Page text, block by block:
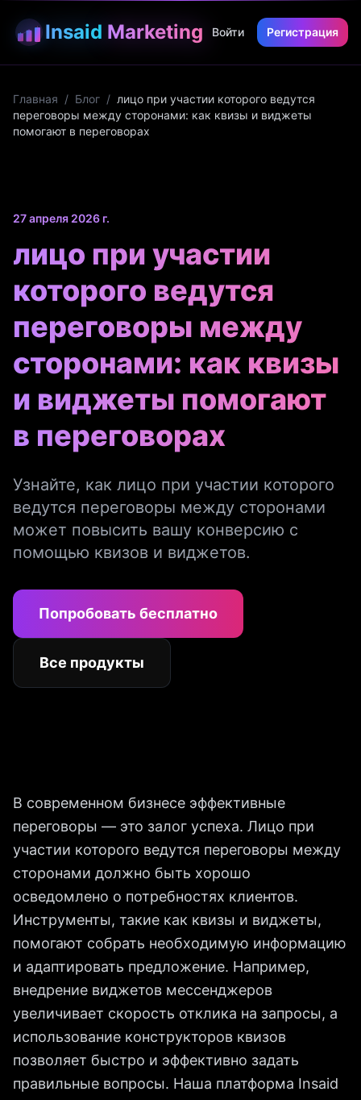
Insaid Marketing Войти Регистрация
Главная / Блог / лицо при участии которого ведутся
переговоры между сторонами: как квизы и виджеты
помогают в переговорах
27 апреля 2026 г.
лицо при участии
которого ведутся
переговоры между
сторонами: как квизы
и виджеты помогают
в переговорах
Узнайте, как лицо при участии которого
ведутся переговоры между сторонами
может повысить вашу конверсию с
помощью квизов и виджетов.
Попробовать бесплатно
Все продукты
В современном бизнесе эффективные
переговоры — это залог успеха. Лицо при
участии которого ведутся переговоры между
сторонами должно быть хорошо
осведомлено о потребностях клиентов.
Инструменты, такие как квизы и виджеты,
помогают собрать необходимую информацию
и адаптировать предложение. Например,
внедрение виджетов мессенджеров
увеличивает скорость отклика на запросы, а
использование конструкторов квизов
позволяет быстро и эффективно задать
правильные вопросы. Наша платформа Insaid